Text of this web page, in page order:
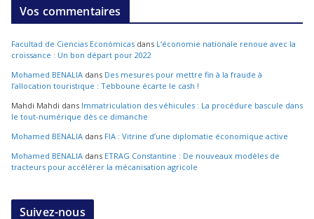
Vos commentaires
Facultad de Ciencias Económicas dans L’économie nationale renoue avec la
croissance : Un bon départ pour 2022
Mohamed BENALIA dans Des mesures pour mettre fin à la fraude à
l’allocation touristique : Tebboune écarte le cash !
Mahdi Mahdi dans Immatriculation des véhicules : La procédure bascule dans
le tout-numérique dès ce dimanche
Mohamed BENALIA dans FIA : Vitrine d’une diplomatie économique active
Mohamed BENALIA dans ETRAG Constantine : De nouveaux modèles de
tracteurs pour accélérer la mécanisation agricole
Suivez-nous